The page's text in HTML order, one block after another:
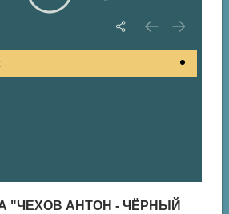
"ЧЕХОВ АНТОН - ЧЁРНЫЙ